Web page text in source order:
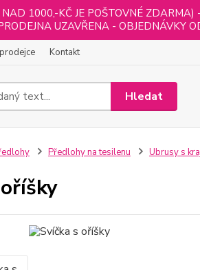
1000,-KČ JE POŠTOVNÉ
UZAVŘENA - OBJEDNÁVKY
Kontakt
Hledat
Předlohy na tesilenu Ubrusy s